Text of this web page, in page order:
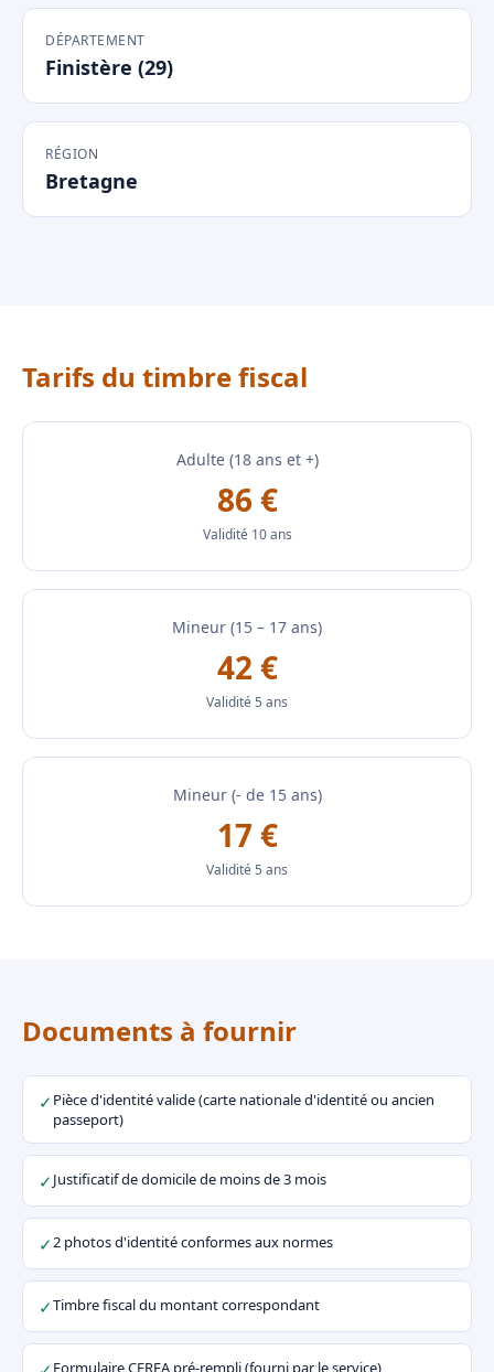
DÉPARTEMENT
Finistère (29)
RÉGION
Bretagne
Tarifs du timbre fiscal
Adulte (18 ans et +)
86 €
Validité 10 ans
Mineur (15 – 17 ans)
42 €
Validité 5 ans
Mineur (- de 15 ans)
17 €
Validité 5 ans
Documents à fournir
✓ Pièce d'identité valide (carte nationale d'identité ou ancien
passeport)
✓Justificatif de domicile de moins de 3 mois
✓2 photos d'identité conformes aux normes
✓Timbre fiscal du montant correspondant
Formulaire CERFA pré-rempli (fourni par le service)